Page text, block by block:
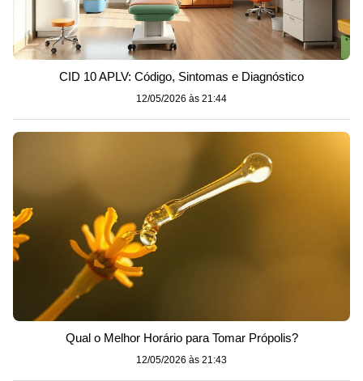
CID 10 APLV: Código, Sintomas e Diagnóstico
12/05/2026 às 21:44
Qual o Melhor Horário para Tomar Própolis?
12/05/2026 às 21:43